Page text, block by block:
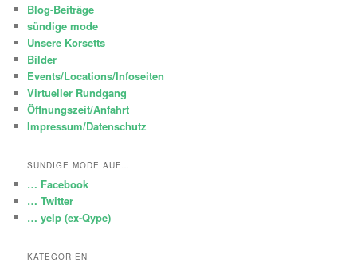
Blog-Beiträge
sündige mode
Unsere Korsetts
Bilder
Events/Locations/Infoseiten
Virtueller Rundgang
Öffnungszeit/Anfahrt
Impressum/Datenschutz
SÜNDIGE MODE AUF…
… Facebook
… Twitter
… yelp (ex-Qype)
KATEGORIEN